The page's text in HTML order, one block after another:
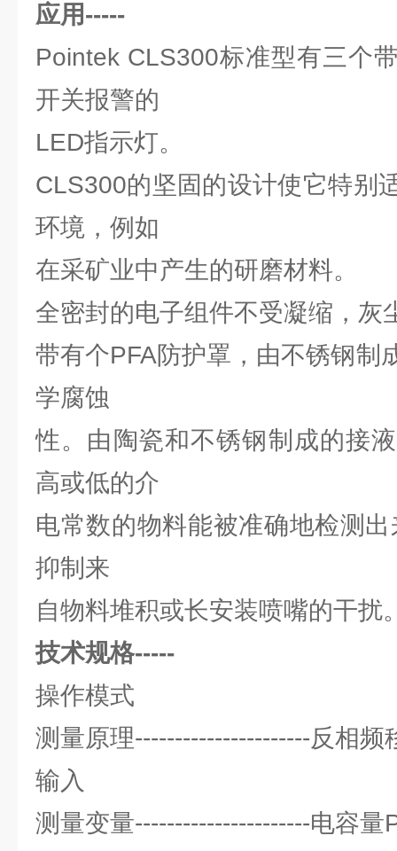
应用-----
Pointek CLS300标准型有三个
开关报警的
LED指示灯。
CLS300的坚固的设计使它特别
环境，例如
在采矿业中产生的研磨材料。
全密封的电子组件不受凝缩，灰
带有个PFA防护罩，由不锈钢制
学腐蚀
性。由陶瓷和不锈钢制成的接
高或低的介
电常数的物料能被准确地检测
抑制来
自物料堆积或长安装喷嘴的干扰
技术规格-----
操作模式
测量原理----------------------反相频
输入
测量变量----------------------电容量